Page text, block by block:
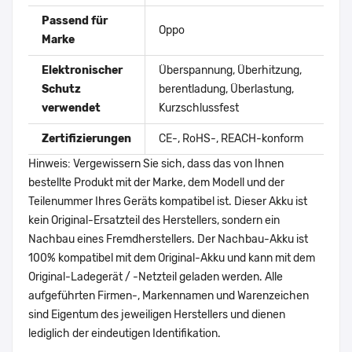
Passend für
Marke
Oppo
Elektronischer
Schutz
verwendet
Überspannung, Überhitzung,
berentladung, Überlastung,
Kurzschlussfest
Zertifizierungen
CE-, RoHS-, REACH-konform
Hinweis: Vergewissern Sie sich, dass das von Ihnen
bestellte Produkt mit der Marke, dem Modell und der
Teilenummer Ihres Geräts kompatibel ist. Dieser Akku ist
kein Original-Ersatzteil des Herstellers, sondern ein
Nachbau eines Fremdherstellers. Der Nachbau-Akku ist
100% kompatibel mit dem Original-Akku und kann mit dem
Original-Ladegerät / -Netzteil geladen werden. Alle
aufgeführten Firmen-, Markennamen und Warenzeichen
sind Eigentum des jeweiligen Herstellers und dienen
lediglich der eindeutigen Identifikation.